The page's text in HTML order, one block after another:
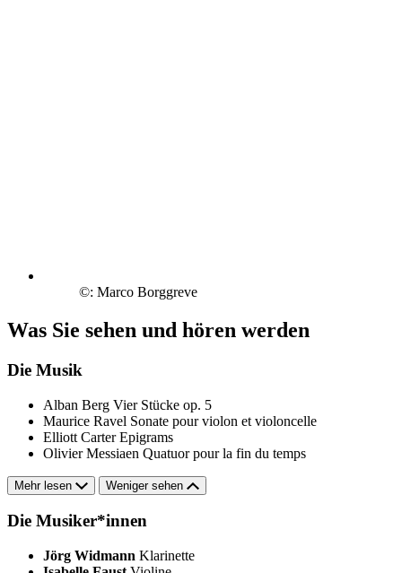
©: Marco Borggreve
Was Sie sehen und hören werden
Die Musik
Alban Berg Vier Stücke op. 5
Maurice Ravel Sonate pour violon et violoncelle
Elliott Carter Epigrams
Olivier Messiaen Quatuor pour la fin du temps
Mehr lesen Weniger sehen
Die Musiker*innen
Jörg Widmann Klarinette